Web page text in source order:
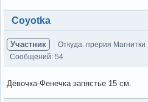
Вне форума
Coyotka
Участник Откуда: прерия Магнитки
Сообщений: 54
Девочка-Фенечка запястье 15 см.